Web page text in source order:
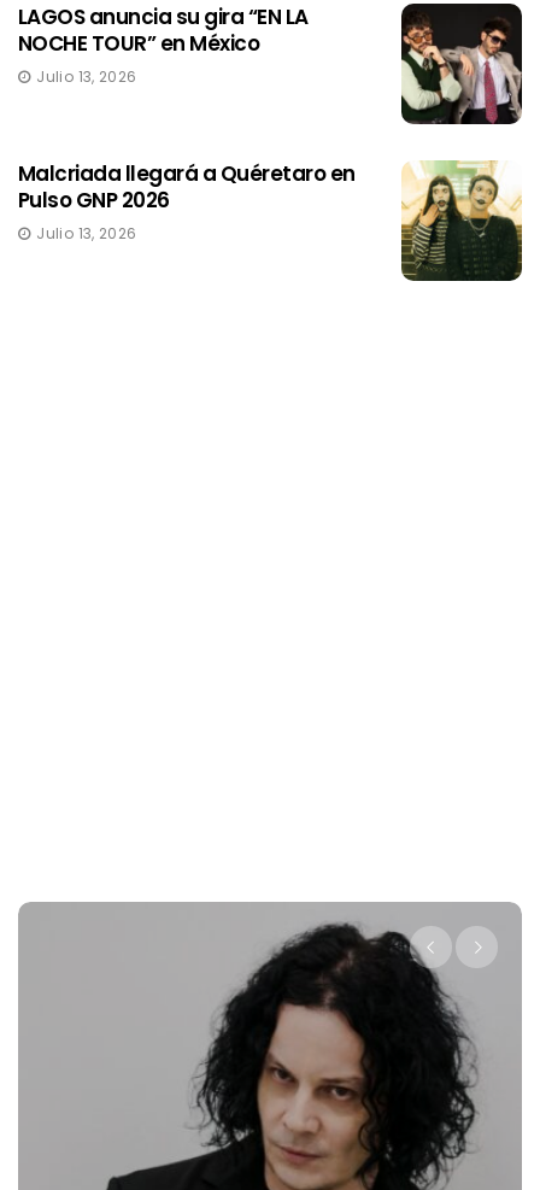
LAGOS anuncia su gira “EN LA
NOCHE TOUR” en México
Julio 13, 2026
Malcriada llegará a Quéretaro en
Pulso GNP 2026
Julio 13, 2026